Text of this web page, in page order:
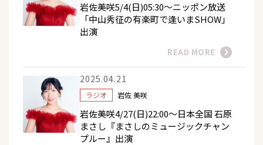
岩佐美咲5/4(日)05:30～ニッポン放送
「中山秀征の有楽町で逢いまSHOW」
出演
READ MORE
2025.04.21
ラジオ 岩佐 美咲
岩佐美咲4/27(日)22:00～日本全国 石原
まさし『まさしのミュージックチャン
プルー』出演